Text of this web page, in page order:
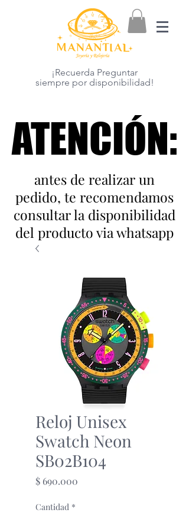
¡Recuerda Preguntar
siempre por disponibilidad!
ATENCIÓN:
ATENCIÓN:
antes de realizar un
pedido, te recomendamos
consultar la disponibilidad
del producto via whatsapp
Reloj Unisex
Swatch Neon
SB02B104
$ 690.000
Cantidad *